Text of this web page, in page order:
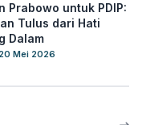
Prabowo untuk PDIP:
Tulus dari Hati
Dalam
Mei 2026